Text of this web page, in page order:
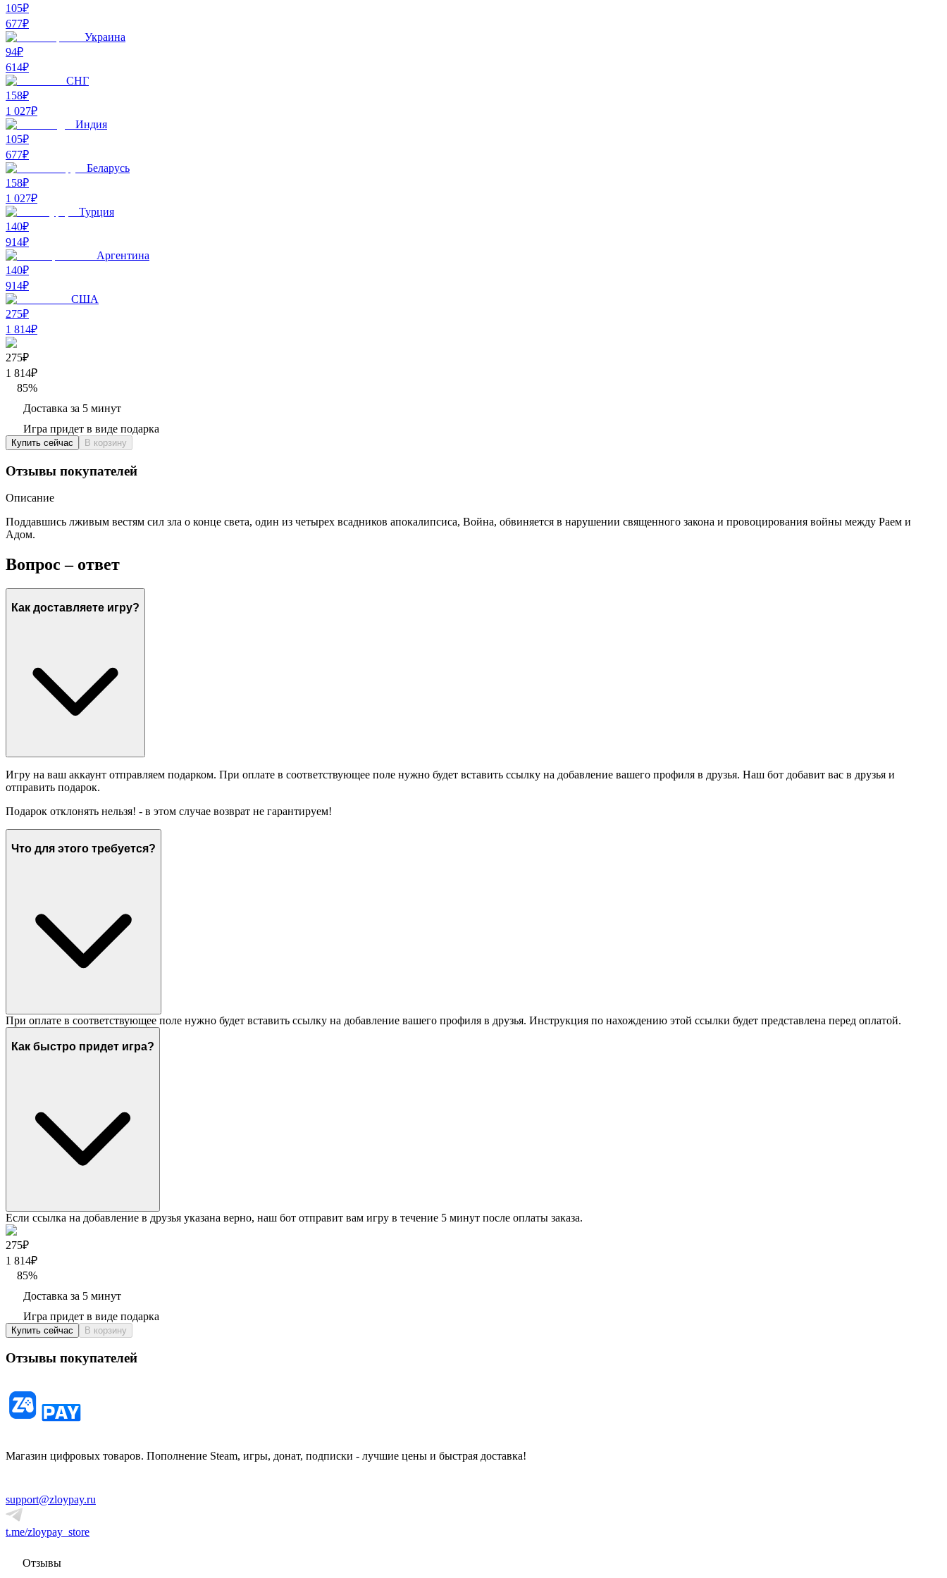
105₽
677₽
Украина
94₽
614₽
СНГ
158₽
1 027₽
Индия
105₽
677₽
Беларусь
158₽
1 027₽
Турция
140₽
914₽
Аргентина
140₽
914₽
США
275₽
1 814₽
275₽
1 814₽
85%
Доставка за 5 минут
Игра придет в виде подарка
Купить сейчас В корзину
Отзывы покупателей
Описание
Поддавшись лживым вестям сил зла о конце света, один из четырех всадников апокалипсиса, Война, обвиняется в нарушении священного закона и провоцирования войны между Раем и
Адом.
Вопрос – ответ
Как доставляете игру?
Игру на ваш аккаунт отправляем подарком. При оплате в соответствующее поле нужно будет вставить ссылку на добавление вашего профиля в друзья. Наш бот добавит вас в друзья и
отправить подарок.
Подарок отклонять нельзя! - в этом случае возврат не гарантируем!
Что для этого требуется?
При оплате в соответствующее поле нужно будет вставить ссылку на добавление вашего профиля в друзья. Инструкция по нахождению этой ссылки будет представлена перед оплатой.
Как быстро придет игра?
Если ссылка на добавление в друзья указана верно, наш бот отправит вам игру в течение 5 минут после оплаты заказа.
275₽
1 814₽
85%
Доставка за 5 минут
Игра придет в виде подарка
Купить сейчас В корзину
Отзывы покупателей
Магазин цифровых товаров. Пополнение Steam, игры, донат, подписки - лучшие цены и быстрая доставка!
support@zloypay.ru
t.me/zloypay_store
Отзывы